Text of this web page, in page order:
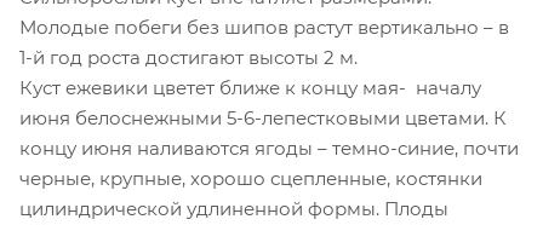
Молодые побеги без шипов растут вертикально – в
1-й год роста достигают высоты 2 м.
Куст ежевики цветет ближе к концу мая- началу
июня белоснежными 5-6-лепестковыми цветами. К
концу июня наливаются ягоды – темно-синие, почти
черные, крупные, хорошо сцепленные, костянки
цилиндрической удлиненной формы. Плоды